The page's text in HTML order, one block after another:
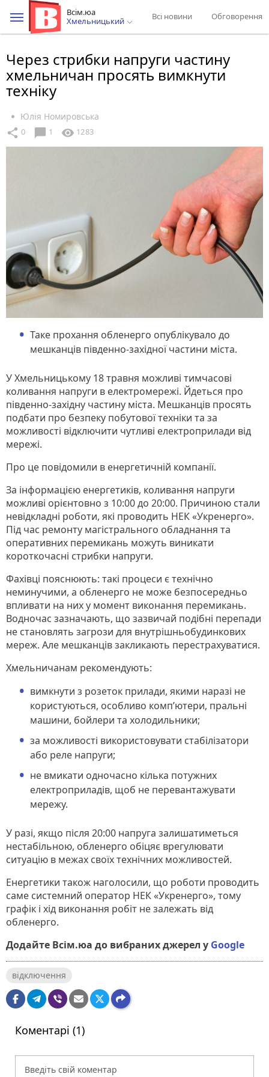
Всім.юа
Хмельницький
Всі новини Обговорення
Через стрибки напруги частину
хмельничан просять вимкнути
техніку
Юлія Номировська
share 0 chat_bubble 1 visibility 1283
Таке прохання обленерго опублікувало до
мешканців південно-західної частини міста.
У Хмельницькому 18 травня можливі тимчасові
коливання напруги в електромережі. Йдеться про
південно-західну частину міста. Мешканців просять
подбати про безпеку побутової техніки та за
можливості відключити чутливі електроприлади від
мережі.
Про це повідомили в енергетичній компанії.
За інформацією енергетиків, коливання напруги
можливі орієнтовно з 10:00 до 20:00. Причиною стали
невідкладні роботи, які проводить НЕК «Укренерго».
Під час ремонту магістрального обладнання та
оперативних перемикань можуть виникати
короткочасні стрибки напруги.
Фахівці пояснюють: такі процеси є технічно
неминучими, а обленерго не може безпосередньо
впливати на них у момент виконання перемикань.
Водночас зазначають, що зазвичай подібні перепади
не становлять загрози для внутрішньобудинкових
мереж. Але мешканців закликають перестрахуватися.
Хмельничанам рекомендують:
вимкнути з розеток прилади, якими наразі не
користуються, особливо комп’ютери, пральні
машини, бойлери та холодильники;
за можливості використовувати стабілізатори
або реле напруги;
не вмикати одночасно кілька потужних
електроприладів, щоб не перевантажувати
мережу.
У разі, якщо після 20:00 напруга залишатиметься
нестабільною, обленерго обіцяє врегулювати
ситуацію в межах своїх технічних можливостей.
Енергетики також наголосили, що роботи проводить
саме системний оператор НЕК «Укренерго», тому
графік і хід виконання робіт не залежать від
обленерго.
Додайте Всім.юа до вибраних джерел у Google
відключення
Коментарі (1)